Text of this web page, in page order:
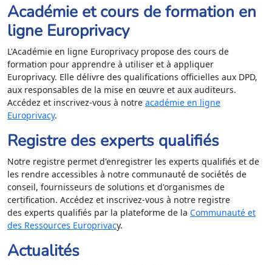
privée
et de Cookies
Académie et cours de formation en
ligne Europrivacy
L'Académie en ligne Europrivacy propose des cours de
formation pour apprendre à utiliser et à appliquer
Europrivacy. Elle délivre des qualifications officielles aux DPD,
aux responsables de la mise en œuvre et aux auditeurs.
Accédez et inscrivez-vous à notre académie en ligne
Europrivacy.
Registre des experts qualifiés
Notre registre permet d'enregistrer les experts qualifiés et de
les rendre accessibles à notre communauté de sociétés de
conseil, fournisseurs de solutions et d'organismes de
certification. Accédez et inscrivez-vous à notre registre
des experts qualifiés par la plateforme de la Communauté et
des Ressources Europrivacy.
Actualités